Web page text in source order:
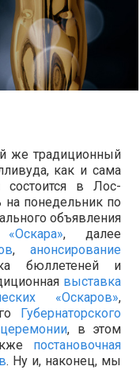
же традиционный
как и сама
состоится в Лос-
понедельник по
объявления
«Оскара», далее
,анонсирование
бюллетеней и
выставка
«Оскаров»,
Губернаторского
, в этом
постановочная
. Ну и, наконец, мы